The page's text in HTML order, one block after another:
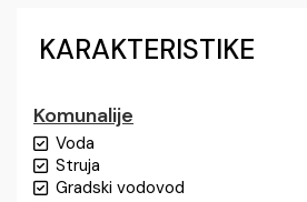
zemljište, dok je preostalih 9.852
privatne vile sa sadržajima, tako i
nekretninske investicije.
KARAKTERISTIKE
Komunalije
Voda
Struja
Gradski vodovod